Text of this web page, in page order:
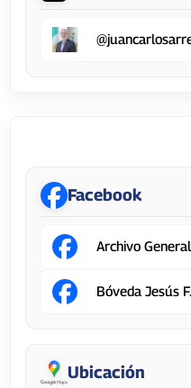
Facebook
Archivo
Bóveda Jesús
Ubicación